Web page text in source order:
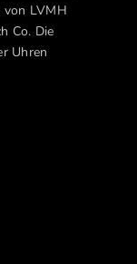
von LVMH
Co. Die
Uhren